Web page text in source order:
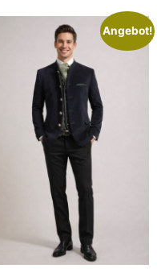
Angebot!